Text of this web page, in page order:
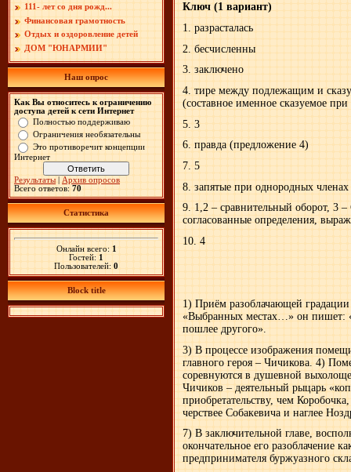
111- лет со дня рожд...
Финансовая грамотность
Отдых и оздоровление детей
ДОМ "ЮНАРМИИ"
Наш опрос
Как Вы относитесь к ограничению
доступа детей к сети Интернет
Полностью поддерживаю
Ограничения необязательны
Это противоречит концепции
Интернет
Результаты
Архив опросов
Всего ответов: 70
Статистика
Онлайн всего: 1
Гостей: 1
Пользователей: 0
Block title
Ключ (1 вариант)
1. разрасталась
2. бесчисленны
3. заключено
4. тире между подлежащим и
(составное именное сказуемое
5. 3
6. правда (предложение 4)
7. 5
8. запятые при однородных
9. 1,2 – сравнительный оборот, 3
согласованные определения,
10. 4
1) Приём разоблачающей градации
«Выбранных местах…» он пишет:
пошлее другого».
3) В процессе изображения
главного героя – Чичикова. 4)
соревнуются в душевной
Чичиков – деятельный рыцарь
приобретательству, чем
черствее Собакевича и наглее
7) В заключительной главе,
окончательное его разоблачение
предпринимателя буржуазного